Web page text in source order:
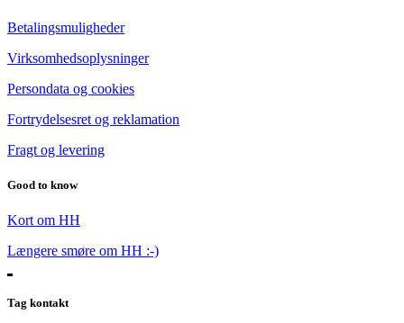
Betalingsmuligheder
Virksomhedsoplysninger
Persondata og cookies
Fortrydelsesret og reklamation
Fragt og levering
Good to know
Kort om HH
Længere smøre om HH :-)
Tag kontakt